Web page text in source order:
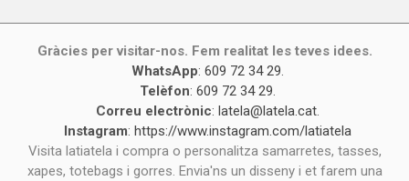
Gràcies per visitar-nos. Fem realitat les teves idees.
WhatsApp: 609 72 34 29.
Telèfon: 609 72 34 29.
Correu electrònic: latela@latela.cat.
Instagram: https://www.instagram.com/latiatela
Visita latiatela i compra o personalitza samarretes, tasses,
xapes, totebags i gorres. Envia'ns un disseny i et farem una